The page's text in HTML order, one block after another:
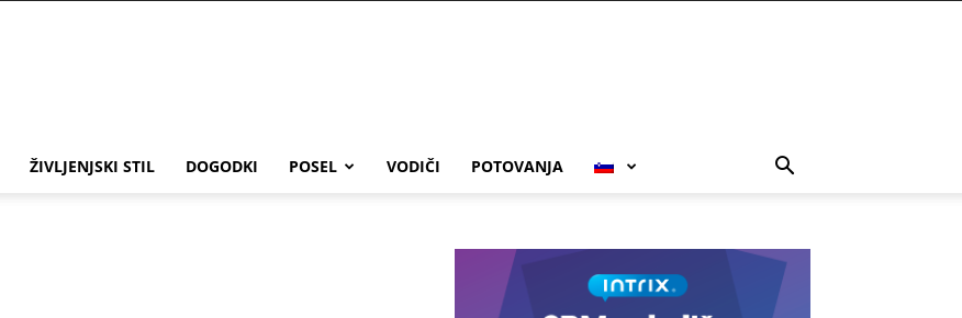
ŽIVLJENJSKI STIL DOGODKI POSEL VODIČI POTOVANJA